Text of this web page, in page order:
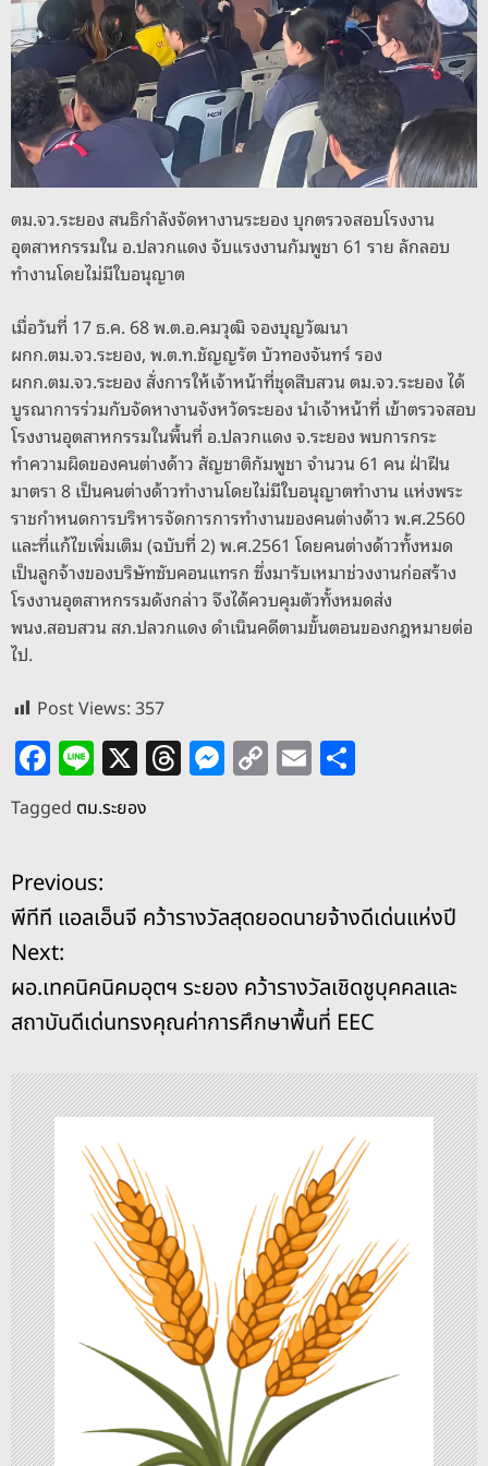
o
k
erk
ตม.จว.ระยอง สนธิกำลังจัดหางานระยอง บุกตรวจสอบโรงงาน
อุตสาหกรรมใน อ.ปลวกแดง จับแรงงานกัมพูชา 61 ราย ลักลอบ
ทำงานโดยไม่มีใบอนุญาต
เมื่อวันที่ 17 ธ.ค. 68 พ.ต.อ.คมวุฒิ จองบุญวัฒนา
ผกก.ตม.จว.ระยอง, พ.ต.ท.ชัญญรัต บัวทองจันทร์ รอง
ผกก.ตม.จว.ระยอง สั่งการให้เจ้าหน้าที่ชุดสืบสวน ตม.จว.ระยอง ได้
บูรณาการร่วมกับจัดหางานจังหวัดระยอง นำเจ้าหน้าที่ เข้าตรวจสอบ
โรงงานอุตสาหกรรมในพื้นที่ อ.ปลวกแดง จ.ระยอง พบการกระ
ทำความผิดของคนต่างด้าว สัญชาติกัมพูชา จำนวน 61 คน ฝ่าฝืน
มาตรา 8 เป็นคนต่างด้าวทำงานโดยไม่มีใบอนุญาตทำงาน แห่งพระ
ราชกำหนดการบริหารจัดการการทำงานของคนต่างด้าว พ.ศ.2560
และที่แก้ไขเพิ่มเติม (ฉบับที่ 2) พ.ศ.2561 โดยคนต่างด้าวทั้งหมด
เป็นลูกจ้างของบริษัทซับคอนแทรก ซึ่งมารับเหมาช่วงงานก่อสร้าง
โรงงานอุตสาหกรรมดังกล่าว จึงได้ควบคุมตัวทั้งหมดส่ง
พนง.สอบสวน สภ.ปลวกแดง ดำเนินคดีตามขั้นตอนของกฎหมายต่อ
ไป.
Post Views:357
F
a
c
e
b
o
o
k
Li
n
e
X T
h
d
s
M
e
n
g
er
C
o
Li
n
k
E
m
Tagged ตม.ระยอง
แ
น
ะ
แ
น
ว
เ
รื่
อ
ง
Previous:
พีทีที แอลเอ็นจี คว้ารางวัลสุดยอดนายจ้างดีเด่นแห่งปี
Next:
ผอ.เทคนิคนิคมอุตฯ ระยอง คว้ารางวัลเชิดชูบุคคลและ
สถาบันดีเด่นทรงคุณค่าการศึกษาพื้นที่ EEC